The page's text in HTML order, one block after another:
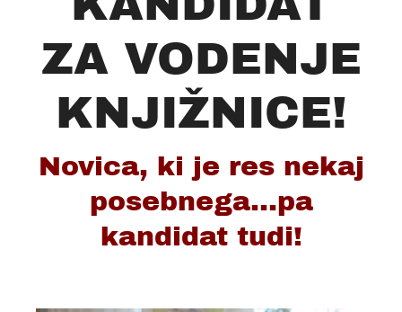
ZA VODENJE
KNJIŽNICE!
Novica, ki je res nekaj
posebnega...pa
kandidat tudi!